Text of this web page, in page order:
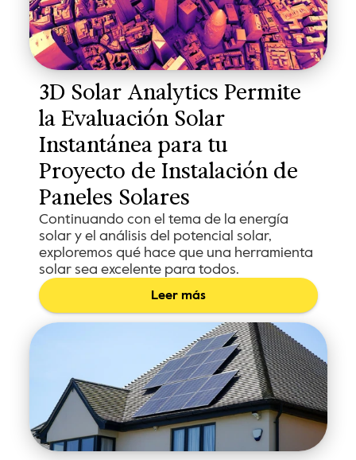
3D Solar Analytics Permite
la Evaluación Solar
Instantánea para tu
Proyecto de Instalación de
Paneles Solares
Continuando con el tema de la energía
solar y el análisis del potencial solar,
exploremos qué hace que una herramienta
solar sea excelente para todos.
Leer más